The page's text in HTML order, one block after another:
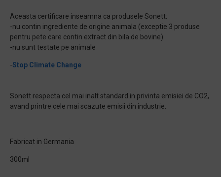
Aceasta certificare inseamna ca produsele Sonett:
-nu contin ingrediente de origine animala (exceptie 3 produse
pentru pete care contin extract din bila de bovine).
-nu sunt testate pe animale
-Stop Climate Change
Sonett respecta cel mai inalt standard in privinta emisiei de CO2,
avand printre cele mai scazute emisii din industrie.
Fabricat in Germania
300ml